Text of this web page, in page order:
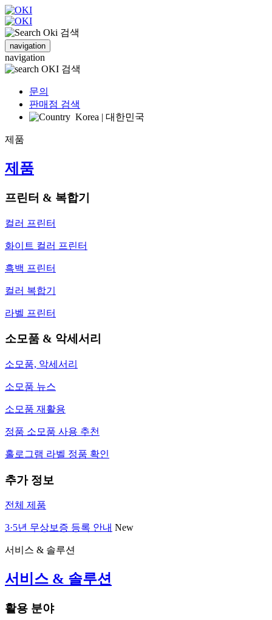
검색
navigation
navigation
검색
문의
판매점 검색
Korea | 대한민국
제품
제품
프린터 & 복합기
컬러 프린터
화이트 컬러 프린터
흑백 프린터
컬러 복합기
라벨 프린터
소모품 & 악세서리
소모품, 악세서리
소모품 뉴스
소모품 재활용
정품 소모품 사용 추천
홀로그램 라벨 정품 확인
추가 정보
전체 제품
3·5년 무상보증 등록 안내 New
서비스 & 솔루션
서비스 & 솔루션
활용 분야